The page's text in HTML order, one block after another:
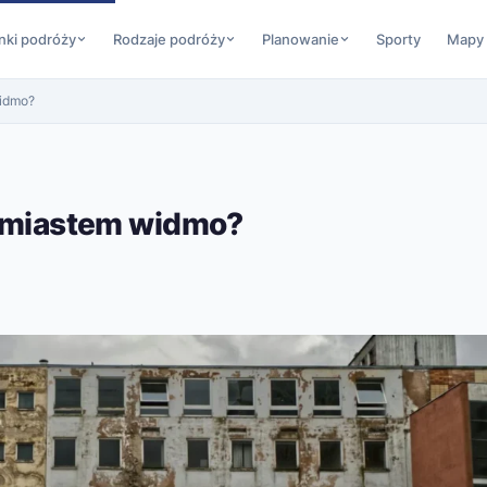
podróży Rodzaje podróży Planowanie Sporty Mapy
widmo?